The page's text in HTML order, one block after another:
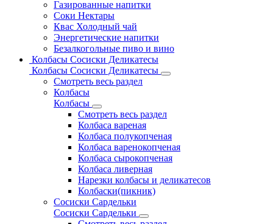
Газированные напитки
Соки Нектары
Квас Холодный чай
Энергетические напитки
Безалкогольные пиво и вино
Колбасы Сосиски Деликатесы
Колбасы Сосиски Деликатесы
Смотреть весь раздел
Колбасы
Колбасы
Смотреть весь раздел
Колбаса вареная
Колбаса полукопченая
Колбаса варенокопченая
Колбаса сырокопченая
Колбаса ливерная
Нарезки колбасы и деликатесов
Колбаски(пикник)
Сосиски Сардельки
Сосиски Сардельки